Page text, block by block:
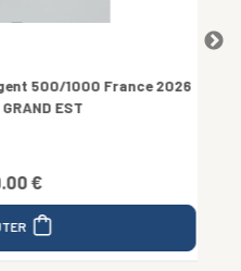
500/1000 France 2026
EST
€